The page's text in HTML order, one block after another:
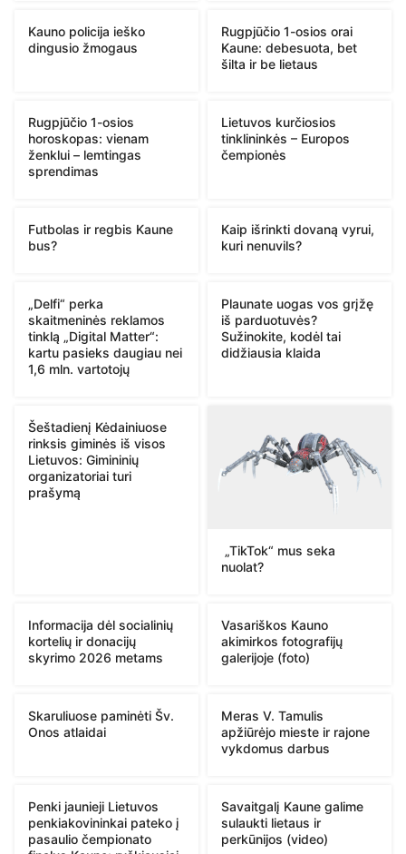
Kauno policija ieško
dingusio žmogaus
Rugpjūčio 1-osios orai
Kaune: debesuota, bet
šilta ir be lietaus
Rugpjūčio 1-osios
horoskopas: vienam
ženklui – lemtingas
sprendimas
Lietuvos kurčiosios
tinklininkės – Europos
čempionės
Futbolas ir regbis Kaune
bus?
Kaip išrinkti dovaną vyrui,
kuri nenuvils?
„Delfi“ perka
skaitmeninės reklamos
tinklą „Digital Matter“:
kartu pasieks daugiau nei
1,6 mln. vartotojų
Plaunate uogas vos grįžę
iš parduotuvės?
Sužinokite, kodėl tai
didžiausia klaida
Šeštadienį Kėdainiuose
rinksis giminės iš visos
Lietuvos: Gimininių
organizatoriai turi
prašymą
„TikTok“ mus seka
nuolat?
Informacija dėl socialinių
kortelių ir donacijų
skyrimo 2026 metams
Vasariškos Kauno
akimirkos fotografijų
galerijoje (foto)
Skaruliuose paminėti Šv.
Onos atlaidai
Meras V. Tamulis
apžiūrėjo mieste ir rajone
vykdomus darbus
Penki jaunieji Lietuvos
penkiakovininkai pateko į
pasaulio čempionato
Savaitgalį Kaune galime
sulaukti lietaus ir
perkūnijos (video)